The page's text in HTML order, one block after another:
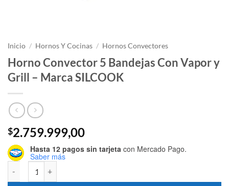
Inicio / Hornos Y Cocinas / Hornos Convectores
Horno Convector 5 Bandejas Con Vapor y
Grill – Marca SILCOOK
$2.759.999,00
Hasta 12 pagos sin tarjeta con Mercado Pago.
Saber más